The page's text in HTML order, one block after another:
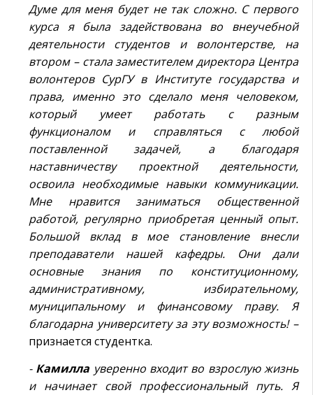
Думе для меня будет не так сложно. С первого
курса я была задействована во внеучебной
деятельности студентов и волонтерстве, на
втором – стала заместителем директора Центра
волонтеров СурГУ в Институте государства и
права, именно это сделало меня человеком,
который умеет работать с разным
функционалом и справляться с любой
поставленной задачей, а благодаря
наставничеству проектной деятельности,
освоила необходимые навыки коммуникации.
Мне нравится заниматься общественной
работой, регулярно приобретая ценный опыт.
Большой вклад в мое становление внесли
преподаватели нашей кафедры. Они дали
основные знания по конституционному,
административному, избирательному,
муниципальному и финансовому праву. Я
благодарна университету за эту возможность! –
признается студентка.
- Камилла уверенно входит во взрослую жизнь
и начинает свой профессиональный путь. Я